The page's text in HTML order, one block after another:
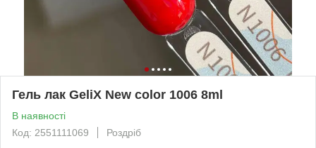
Гель лак GeliX New color 1006 8ml
В наявності
Код: 2551111069
Роздріб